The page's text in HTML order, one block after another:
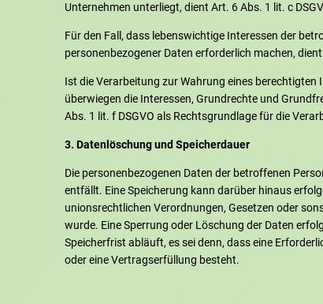
Unternehmen unterliegt, dient Art. 6 Abs. 1 lit. c
Für den Fall, dass lebenswichtige Interessen der
personenbezogener Daten erforderlich machen,
Ist die Verarbeitung zur Wahrung eines
überwiegen die Interessen, Grundrechte und
Abs. 1 lit. f DSGVO als Rechtsgrundlage für die
3. Datenlöschung und Speicherdauer
Die personenbezogenen Daten der betroffenen
entfällt. Eine Speicherung kann darüber hinaus
unionsrechtlichen Verordnungen, Gesetzen oder
wurde. Eine Sperrung oder Löschung der Daten
Speicherfrist abläuft, es sei denn, dass eine
oder eine Vertragserfüllung besteht.